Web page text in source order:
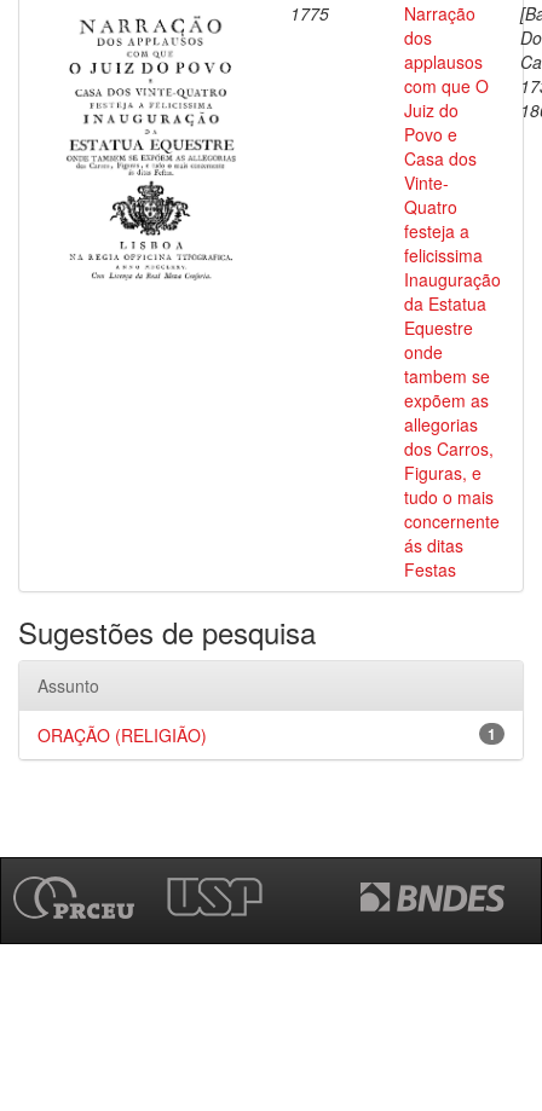
1775
Narração
dos
applausos
com que O
Juiz do
Povo e
Casa dos
Vinte-
Quatro
festeja a
felicissima
Inauguração
da Estatua
Equestre
onde
tambem se
expõem as
allegorias
dos Carros,
Figuras, e
tudo o mais
concernente
ás ditas
Festas
Sugestões de pesquisa
Assunto
1
ORAÇÃO (RELIGIÃO)